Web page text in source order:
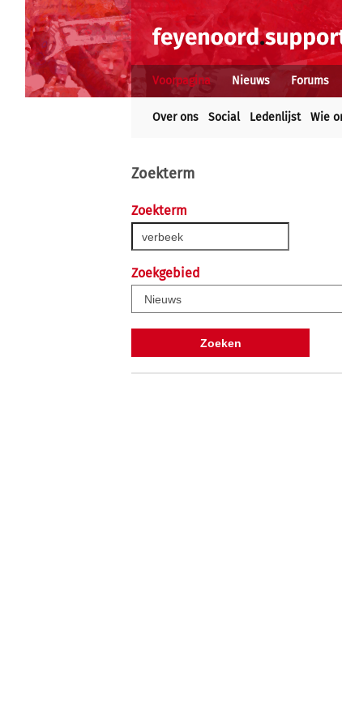
Voorpagina Nieuws Forums
Over ons Social Ledenlijst Wie
Zoekterm
Zoekterm
Zoekgebied